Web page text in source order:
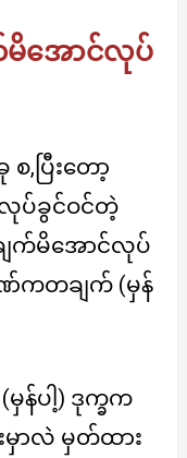
အောင်လုပ်
,ပြီးတော့
လုပ်ခွင်ဝင်တဲ့
က်မိအောင်လုပ်
ဏ်ကတချက် (မှန်
န်ပါ့) ဒုက္ခက
မှာလဲ မှတ်ထား